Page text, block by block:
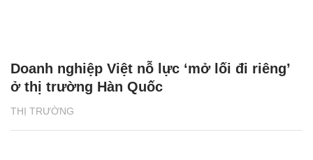
THỊ TRƯỜNG
Doanh nghiệp Việt nỗ lực ‘mở lối đi riêng’
ở thị trường Hàn Quốc